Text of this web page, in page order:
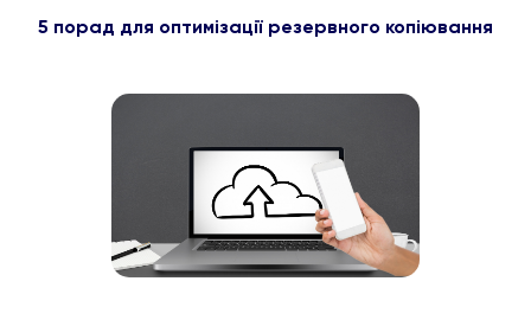
5 порад для оптимізації резервного копіювання